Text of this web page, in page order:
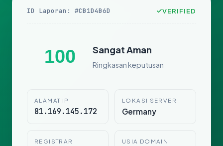
ID Laporan: #CB1D4B6D VERIFIED
100 Sangat Aman
Ringkasan keputusan
ALAMAT IP
81.169.145.172
LOKASI SERVER
Germany
REGISTRAR USIA DOMAIN